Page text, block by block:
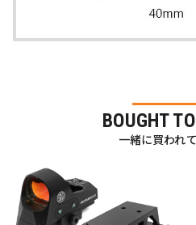
BOUGHT
一緒に買われ